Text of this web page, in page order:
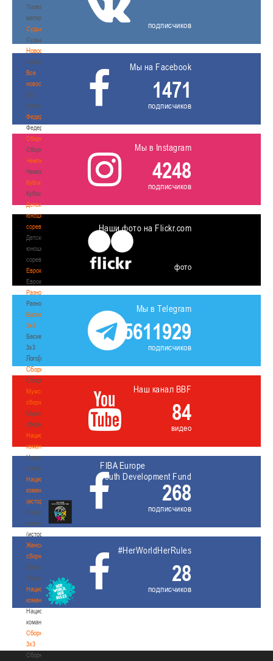
Полезные
материалы
Судьи
Судьи
Новости
Новости
Все
новости
Все
новости
Федерация
Федерация
Сборные
Сборные
Чемпионат
Чемпионат
Кубок
Кубок
Детско-
юношеские
соревнования
Детско-
юношеские
соревнования
Еврокубки
Еврокубки
Разное
Разное
Баскетбол
3х3
Баскетбол
3х3
Лого[modid=121]
Сборные
Сборные
Мужские
сборные
Мужские
сборные
Национальная
команда
Национальная
команда
Национальная
команда
(история)
Национальная
команда
(история)
Женские
сборные
Женские
сборные
Национальная
команда
Национальная
команда
Сборные
3х3
Сборные
подписчиков
Мы на Facebook
1471
подписчиков
Мы в Instagram
4248
подписчиков
Наши фото на Flickr.com
фото
Мы в Telegram
5611929
подписчиков
Наш канал BBF
84
видео
FIBA Europe
Youth Development Fund
268
подписчиков
#HerWorldHerRules
28
подписчиков